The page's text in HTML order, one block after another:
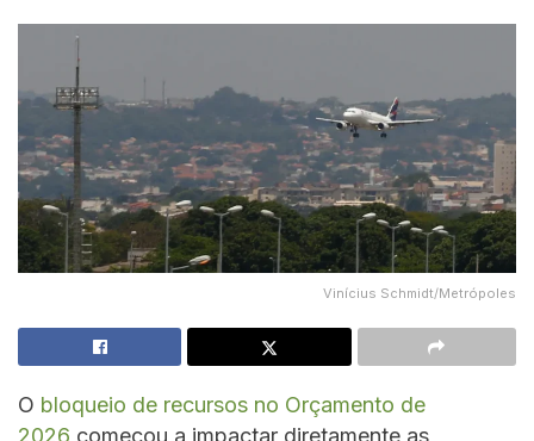
Vinícius Schmidt/Metrópoles
O bloqueio de recursos no Orçamento de
2026 começou a impactar diretamente as